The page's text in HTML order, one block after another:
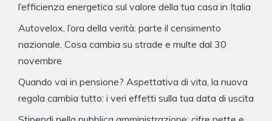
l’efficienza energetica sul valore della tua casa in Italia
Autovelox, l’ora della verità: parte il censimento
nazionale. Cosa cambia su strade e multe dal 30
novembre
Quando vai in pensione? Aspettativa di vita, la nuova
regola cambia tutto: i veri effetti sulla tua data di uscita